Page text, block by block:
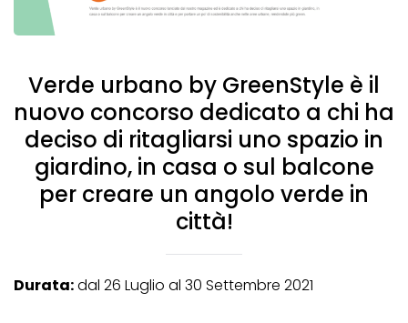
Verde urbano by GreenStyle è il
nuovo concorso dedicato a chi ha
deciso di ritagliarsi uno spazio in
giardino, in casa o sul balcone
per creare un angolo verde in
città!
Durata:dal 26 Luglio al 30 Settembre 2021